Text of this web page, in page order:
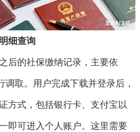
细查询
的社保缴纳记录，主要依
调取。用户完成下载并登录后，
方式，包括银行卡、支付宝以
即可进入个人账户。这里需要